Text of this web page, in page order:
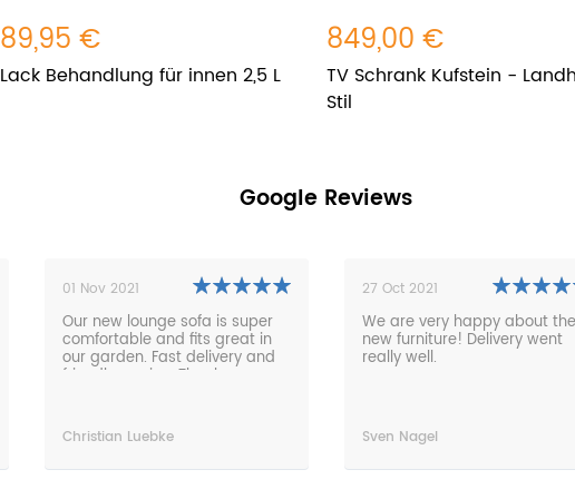
89,95 €
Lack Behandlung für innen 2,5 L
849,00 €
TV Schrank Kufstein -
Stil
Google Reviews
27 Oct 2021
We are very happy about the
new furniture! Delivery went
really well.
Sven Nagel
26 Apr 2021
The furniture is an absolute
dream. The processing from
the order to the delivery
perfect. Any time.
Thorsten Puttins